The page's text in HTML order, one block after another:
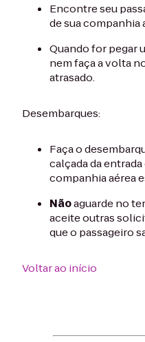
Encontre seu
de sua companhia
Quando for pegar
nem faça a volta
atrasado.
Desembarques:
Faça o
calçada da
companhia aérea
Nãoaguarde no
aceite outras
que o passageiro
Voltar ao início